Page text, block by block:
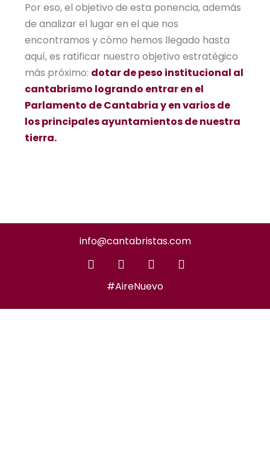
Por eso, el objetivo de esta ponencia, además
de analizar el lugar en el que nos
encontramos y cómo hemos llegado hasta
aquí, es ratificar nuestro objetivo estratégico
más próximo: dotar de peso institucional al
cantabrismo logrando entrar en el
Parlamento de Cantabria y en varios de
los principales ayuntamientos de nuestra
tierra.
info@cantabristas.com
#AireNuevo